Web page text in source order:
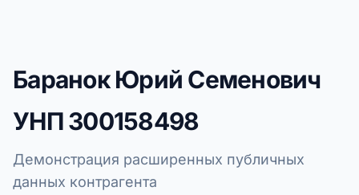
Баранок Юрий Семенович
УНП300158498
Демонстрация расширенных публичных
данных контрагента